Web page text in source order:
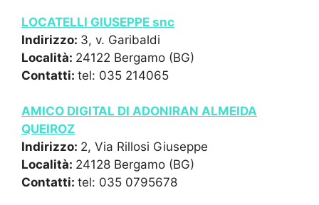
LOCATELLI GIUSEPPE snc
Indirizzo: 3, v. Garibaldi
Località: 24122 Bergamo (BG)
Contatti: tel: 035 214065
AMICO DIGITAL DI ADONIRAN ALMEIDA
QUEIROZ
Indirizzo: 2, Via Rillosi Giuseppe
Località: 24128 Bergamo (BG)
Contatti: tel: 035 0795678